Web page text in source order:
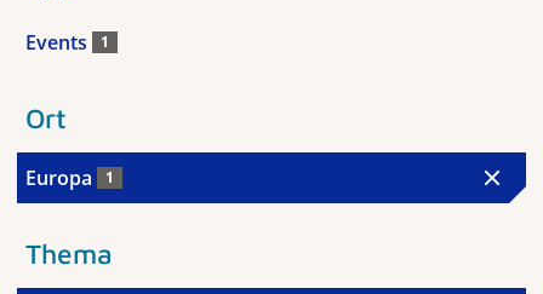
Events 1
Ort
Europa 1
Thema